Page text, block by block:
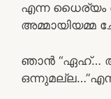
എന്ന ധൈര്യം
അമ്മായിയമ്മ
ഞാൻ “ഏഹ്…